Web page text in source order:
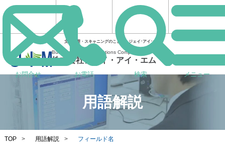
文書管理・スキャニングのことならジェイ･アイ･エム
Business Process Solutions Company
株式会社ジェイ・アイ・エム
お問合せ お電話 検索 メニュー
用語解説
TOP > 用語解説 > フィールド名